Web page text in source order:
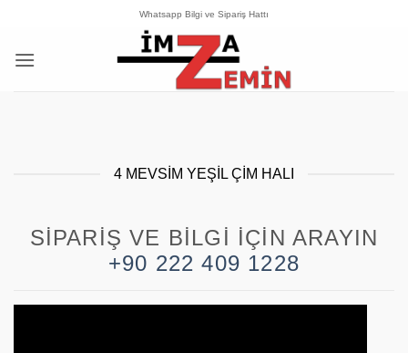
Whatsapp Bilgi ve Sipariş Hattı
4 MEVSIM YEŞIL ÇIM HALI
SIPARIŞ VE BILGI İÇIN ARAYIN
+90 222 409 1228